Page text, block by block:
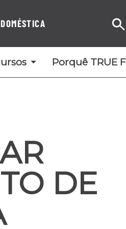
Porquê TRUE
DE